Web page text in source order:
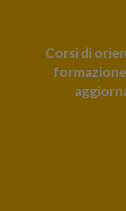
Corsi di